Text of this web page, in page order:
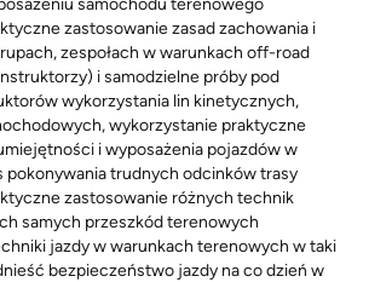
zastosowanie zasad zachowania i
zespołach w warunkach off-road
i samodzielne próby pod
wykorzystania lin kinetycznych,
wykorzystanie praktyczne
i wyposażenia pojazdów w
pokonywania trudnych odcinków trasy
zastosowanie różnych technik
samych przeszkód terenowych
jazdy w warunkach terenowych w taki
bezpieczeństwo jazdy na co dzień w